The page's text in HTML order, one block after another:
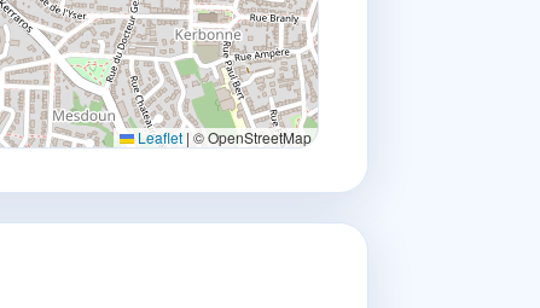
Leaflet | © OpenStreetMap